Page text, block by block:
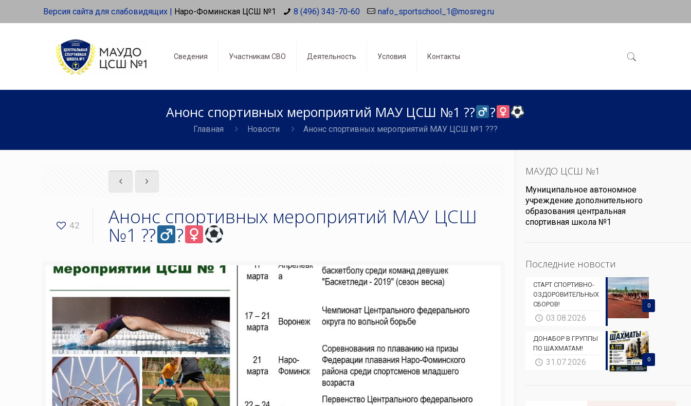
Версия сайта для слабовидящих | Наро-Фоминская ЦСШ №1 8 (496) 343-70-60 nafo_sportschool_1@mosreg.ru
Сведения Участникам СВО Деятельность Условия Контакты
Анонс спортивных мероприятий МАУ ЦСШ №1 ??‍ ?‍
Главная Новости Анонс спортивных мероприятий МАУ ЦСШ №1 ??‍?‍
42 Анонс спортивных мероприятий МАУ ЦСШ
№1 ??‍ ?‍
МАУДО ЦСШ №1
Муниципальное автономное
учреждение дополнительного
образования центральная
спортивная школа №1
Последние новости
0
СТАРТ СПОРТИВНО-
ОЗДОРОВИТЕЛЬНЫХ
СБОРОВ!
03.08.2026
0
ДОНАБОР В ГРУППЫ
ПО ШАХМАТАМ!
31.07.2026